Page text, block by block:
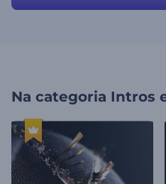
Na categoria Intros